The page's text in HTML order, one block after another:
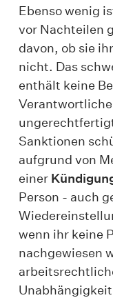
Ebenso wenig
vor Nachteilen
davon, ob sie
nicht. Das
enthält keine
Sanktionen
aufgrund von
einer
Person - auch
wenn ihr keine
nachgewiesen